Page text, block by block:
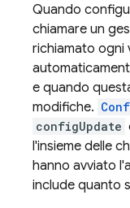
Quando
chiamare un
richiamato ogni
e quando
modifiche.
configUpdate
l'insieme delle
hanno avviato
include quanto